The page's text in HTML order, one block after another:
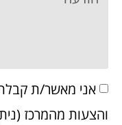
אני מאשר/ת קבלת
והצעות מהמרכז